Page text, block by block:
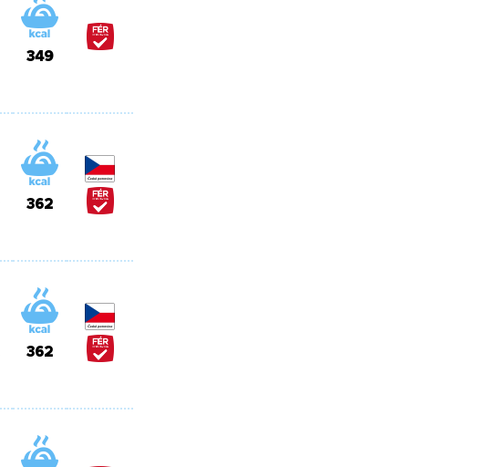
349
362
362